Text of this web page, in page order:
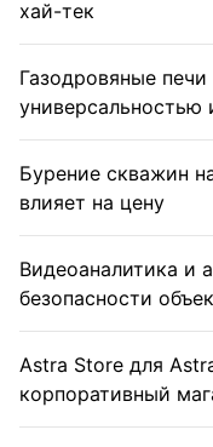
хай-тек
Газодровяные
универсальностью
Бурение скважин
влияет на цену
Видеоаналитика и
безопасности
Astra Store для
корпоративный